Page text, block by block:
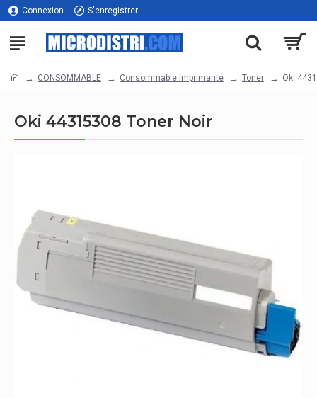
Connexion S'enregistrer
CONSOMMABLE Consommable Imprimante Toner Oki
Oki 44315308 Toner Noir